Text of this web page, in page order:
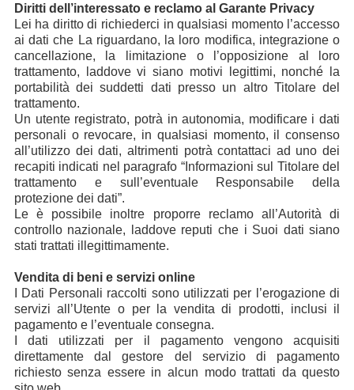
Diritti dell’interessato e reclamo al Garante Privacy
Lei ha diritto di richiederci in qualsiasi momento l’accesso
ai dati che La riguardano, la loro modifica, integrazione o
cancellazione, la limitazione o l’opposizione al loro
trattamento, laddove vi siano motivi legittimi, nonché la
portabilità dei suddetti dati presso un altro Titolare del
trattamento.
Un utente registrato, potrà in autonomia, modificare i dati
personali o revocare, in qualsiasi momento, il consenso
all’utilizzo dei dati, altrimenti potrà contattaci ad uno dei
recapiti indicati nel paragrafo “Informazioni sul Titolare del
trattamento e sull’eventuale Responsabile della
protezione dei dati”.
Le è possibile inoltre proporre reclamo all’Autorità di
controllo nazionale, laddove reputi che i Suoi dati siano
stati trattati illegittimamente.
Vendita di beni e servizi online
I Dati Personali raccolti sono utilizzati per l’erogazione di
servizi all’Utente o per la vendita di prodotti, inclusi il
pagamento e l’eventuale consegna.
I dati utilizzati per il pagamento vengono acquisiti
direttamente dal gestore del servizio di pagamento
richiesto senza essere in alcun modo trattati da questo